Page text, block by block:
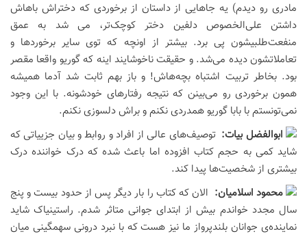
مادری رو دیدم) یه جاهایی از داستان از برخوردی که دختراش باهاش
داشتن علی‌الخصوص دلفین دختر کوچک‌تر، می شد به عمق
منفعت‌طلبیشون پی برد. بیشتر از اونچه که توی سایر برخوردها و
تعاملاتشون دیده می‌شد. و حقیقت ناخوشایند اینه که گوریو واقعا مقصر
بود. بخاطر تربیت اشتباه بچه‌هاش! و باز بهم ثابت شد آدما همیشه
همون برخوردی رو می‌بینن که نتیجه رفتارهای خودشونه. با این وجود
نمی‌تونستم با بابا گوریو همدردی نکنم و براش دلسوزی نکنم.
ابوالفضل بيات:توصیف‌های عالی از افراد و روابط و بیان جزییاتی که
شاید کمی به حجم کتاب افزوده اما باعث شده که درک خواننده درک
بیشتری از شخصیت‌ها پیدا کند.
محمود اسلاميان: الان که کتاب را بار دیگر پس از حدود بیست و پنج
سال مجدد خواندم بیش از ابتدای جوانی متاثر شدم. راستینیاک شاید
نماینده‌ی جوانان بلندپرواز ما نیز هست که با نبرد درونی سهمگینی میان